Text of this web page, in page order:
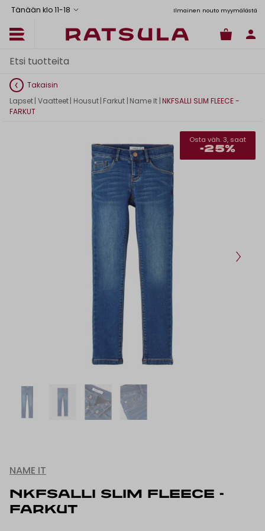
Tänään klo 11-18
Toimituskulut alk. 6,90€
Manner-Suomeen yli 120 euron tilauksiin Ilmainen nouto myymälästä
Takaisin
Lapset| Vaatteet| Housut | Farkut | Name It |NKFSALLI SLIM FLEECE -
FARKUT
Osta väh. 3, saat
-25%
NAME IT
NKFSALLI SLIM FLEECE -
FARKUT